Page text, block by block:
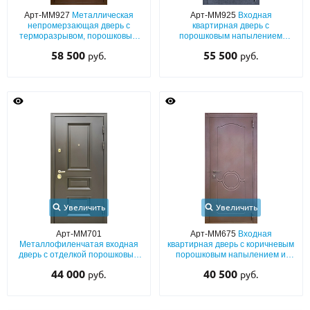
С реечным дизайном(29)
ПО НАЗНАЧЕНИЮ
ПО ОСОБЕННОСТЯМ
Популярные двери
Двери со скидкой
ДВЕРИ С ТЕРМОРАЗРЫВОМ
ОПЛАТА
ДОСТАВКА
Арт-ММ927 Металлическая
непромерзающая дверь с
терморазрывом, порошковым
выдавленным рисунком, узким
58 500 руб.
Арт-ММ925 Входная
квартирная дверь с
порошковым напылением
лазерными вырезами и
55 500 руб.
Увеличить
Арт-ММ701
Металлофиленчатая входная
дверь с отделкой порошковым
44 000 руб.
Увеличить
Арт-ММ675 Входная
квартирная дверь с коричневым
порошковым напылением и
металле
40 500 руб.